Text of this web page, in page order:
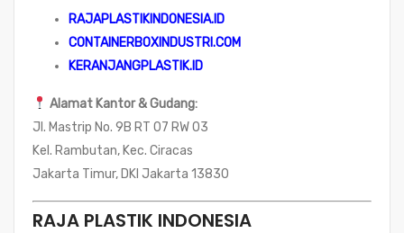
RAJAPLASTIKINDONESIA.ID
CONTAINERBOXINDUSTRI.COM
KERANJANGPLASTIK.ID
Alamat Kantor & Gudang:
Jl. Mastrip No. 9B RT 07 RW 03
Kel. Rambutan, Kec. Ciracas
Jakarta Timur, DKI Jakarta 13830
RAJA PLASTIK INDONESIA